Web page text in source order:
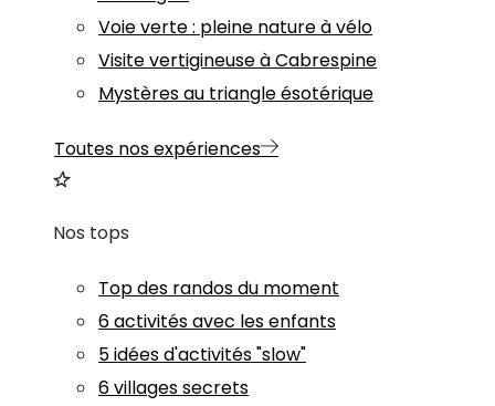
Voie verte : pleine nature à vélo
Visite vertigineuse à Cabrespine
Mystères au triangle ésotérique
Toutes nos expériences
Nos tops
Top des randos du moment
6 activités avec les enfants
5 idées d'activités "slow"
6 villages secrets